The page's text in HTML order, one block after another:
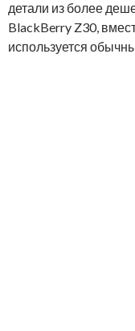
детали из более
BlackBerry Z30,
используется